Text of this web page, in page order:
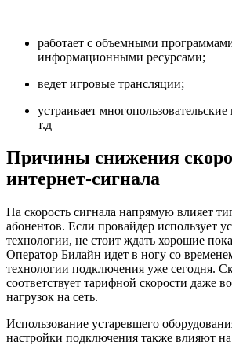
работает с объемными
информационными ресурсами;
ведет игровые трансляции;
устраивает
т.д
Причины снижения
интернет-сигнала
На скорость сигнала напрямую влияет
абонентов. Если провайдер использует
технологии, не стоит ждать хорошие
Оператор Билайн идет в ногу со
технологии подключения уже сегодня.
соответствует тарифной скорости даже
нагрузок на сеть.
Использование устаревшего
настройки подключения также влияют на